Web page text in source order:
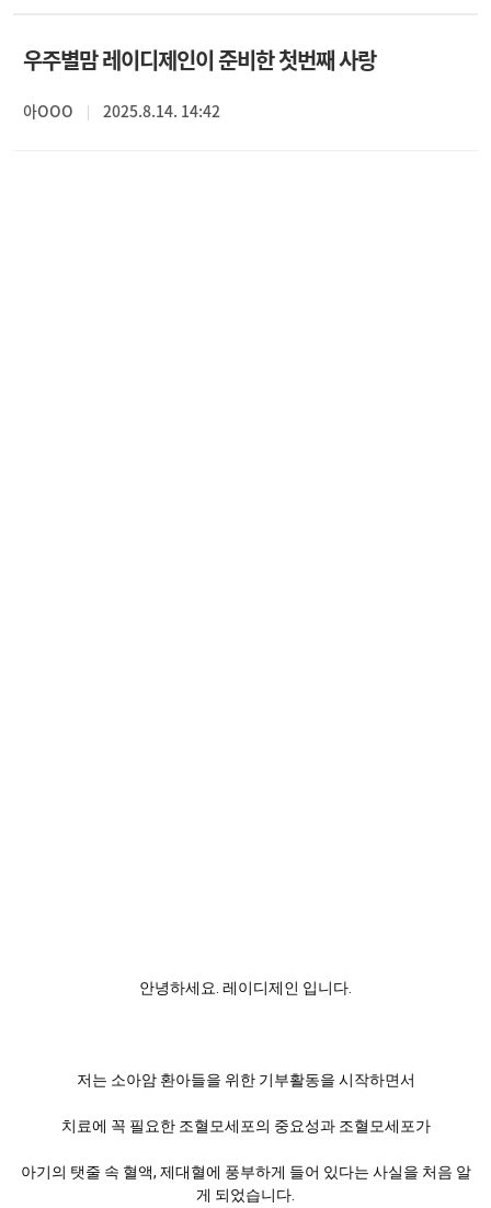
우주별맘 레이디제인이 준비한 첫번째 사랑
아OOO 2025.8.14. 14:42
안녕하세요. 레이디제인 입니다.
저는 소아암 환아들을 위한 기부활동을 시작하면서
치료에 꼭 필요한 조혈모세포의 중요성과 조혈모세포가
아기의 탯줄 속 혈액, 제대혈에 풍부하게 들어 있다는 사실을 처음 알
게 되었습니다.